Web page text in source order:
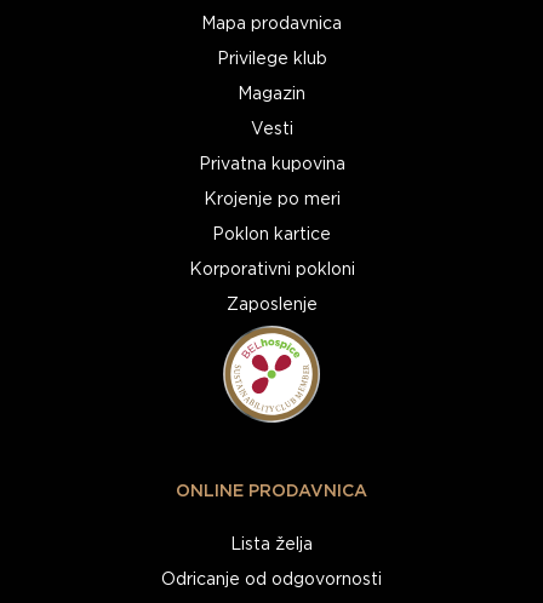
Mapa prodavnica
Privilege klub
Magazin
Vesti
Privatna kupovina
Krojenje po meri
Poklon kartice
Korporativni pokloni
Zaposlenje
ONLINE PRODAVNICA
Lista želja
Odricanje od odgovornosti